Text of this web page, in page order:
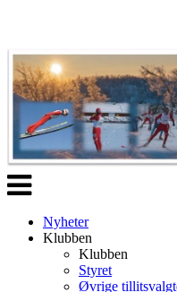
Veksle
navigasjon
Nyheter
Klubben
Klubben
Styret
Øvrige